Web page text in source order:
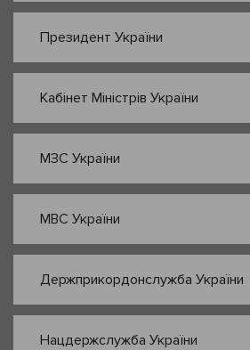
Президент України
Кабінет Міністрів України
МЗС України
МВС України
Держприкордонслужба України
Нацдержслужба України